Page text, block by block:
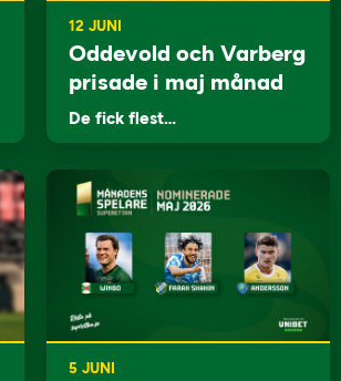
12 JUNI
Oddevold och Varberg
prisade i maj månad
De fick flest…
5 JUNI